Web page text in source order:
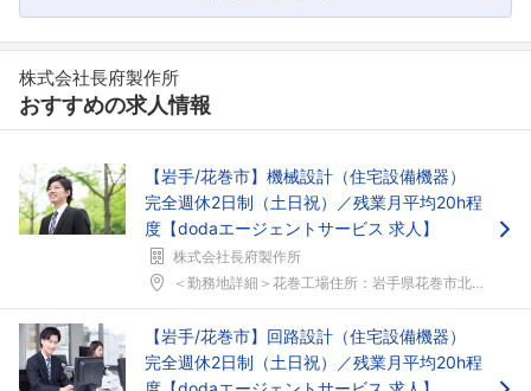
株式会社長府製作所
おすすめの求人情報
【岩手/花巻市】機械設計（住宅設備機器）
完全週休2日制（土日祝）／残業月平均20h程
度【dodaエージェントサービス 求人】
株式会社長府製作所
＜勤務地詳細＞花巻工場住所：岩手県花巻市北湯口第2...
【岩手/花巻市】回路設計（住宅設備機器）
完全週休2日制（土日祝）／残業月平均20h程